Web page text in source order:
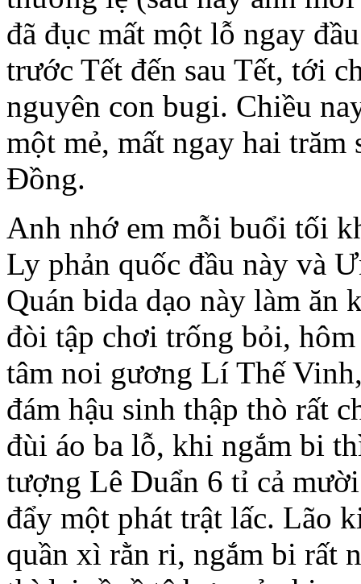
đã đục mất một lỗ ngay
trước Tết đến sau Tết, tới
nguyên con bugi. Chiều
một mẻ, mất ngay hai trăm
Đồng.
Anh nhớ em mỗi buổi tối
Ly phản quốc đầu này và
Quán bida dạo này làm ăn
đòi tập chơi trống bỏi,
tâm noi gương Lí Thế
đám hậu sinh thập thò rất
đùi áo ba lỗ, khi ngắm bi
tượng Lê Duẩn 6 tỉ cả
đẩy một phát trật lấc. Lão
quần xì rằn ri, ngắm bi rất